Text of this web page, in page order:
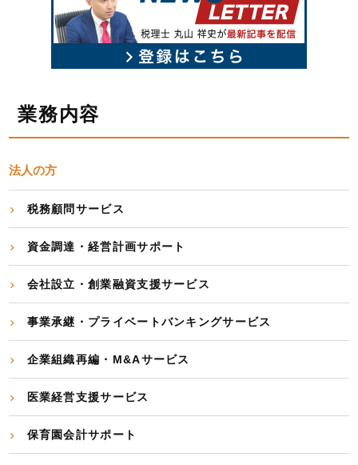
業務内容
法人の方
税務顧問サービス
資金調達・経営計画サポート
会社設立・創業融資支援サービス
事業承継・プライベートバンキングサービス
企業組織再編・M&Aサービス
医業経営支援サービス
保育園会計サポート